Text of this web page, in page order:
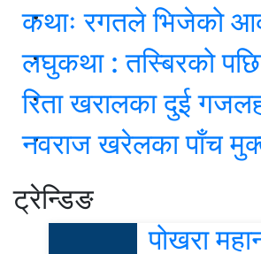
कथाः रगतले भिजेको
लघुकथा : तस्बिरको
रिता खरालका दुई
नवराज खरेलका पाँच
ट्रेन्डिङ
पोखरा